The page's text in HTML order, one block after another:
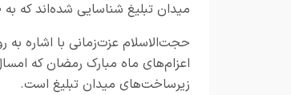
میدان تبلیغ شناسایی شده‌اند که
حجت‌الاسلام عزت‌زمانی با اشاره به
اعزام‌های ماه مبارک رمضان که
زیرساخت‌های میدان تبلیغ است.